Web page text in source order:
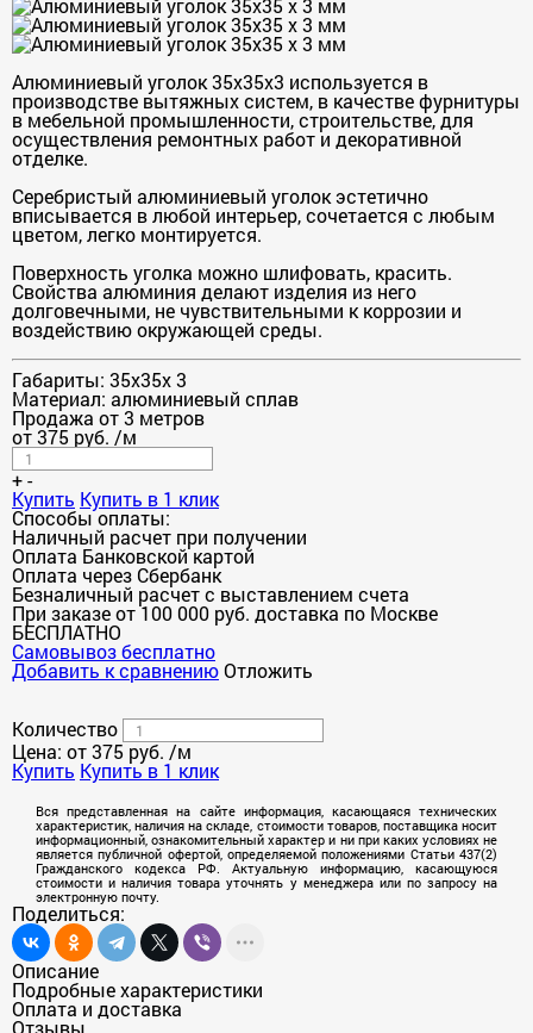
АКЦИИ
НЕДОРОГОЙ МЕТАЛЛОПРОКАТ
Алюминиевый уголок 35х35х3 используется в
производстве вытяжных систем, в качестве фурнитуры
в мебельной промышленности, строительстве, для
осуществления ремонтных работ и декоративной
отделке.
Серебристый алюминиевый уголок эстетично
вписывается в любой интерьер, сочетается с любым
цветом, легко монтируется.
Поверхность уголка можно шлифовать, красить.
Свойства алюминия делают изделия из него
долговечными, не чувствительными к коррозии и
воздействию окружающей среды.
Габариты: 35х35х 3
Материал: алюминиевый сплав
Продажа от 3 метров
от375 руб. /м
+-
Купить Купить в 1 клик
Способы оплаты:
Наличный расчет при получении
Оплата Банковской картой
Оплата через Сбербанк
Безналичный расчет с выставлением счета
При заказе от 100 000 руб. доставка по Москве
БЕСПЛАТНО
Cамовывоз бесплатно
Добавить к сравнениюОтложить
Количество
Цена: от375 руб. /м
Купить Купить в 1 клик
Вся представленная на сайте информация, касающаяся технических
характеристик, наличия на складе, стоимости товаров, поставщика носит
информационный, ознакомительный характер и ни при каких условиях не
является публичной офертой, определяемой положениями Статьи 437(2)
Гражданского кодекса РФ. Актуальную информацию, касающуюся
стоимости и наличия товара уточнять у менеджера или по запросу на
электронную почту.
Поделиться:
Описание
Подробные характеристики
Оплата и доставка
Отзывы